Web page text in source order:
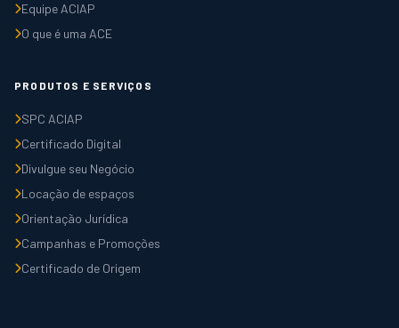
Equipe ACIAP
O que é uma ACE
PRODUTOS E SERVIÇOS
SPC ACIAP
Certificado Digital
Divulgue seu Negócio
Locação de espaços
Orientação Jurídica
Campanhas e Promoções
Certificado de Origem